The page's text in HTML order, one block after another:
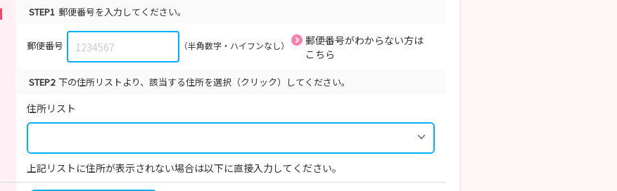
STEP1 郵便番号を入力してください。
郵便番号 （半角数字・ハイフンなし）
郵便番号がわからない方は
こちら
STEP2 下の住所リストより、該当する住所を選択（クリック）してください。
住所リスト
上記リストに住所が表示されない場合は以下に直接入力してください。